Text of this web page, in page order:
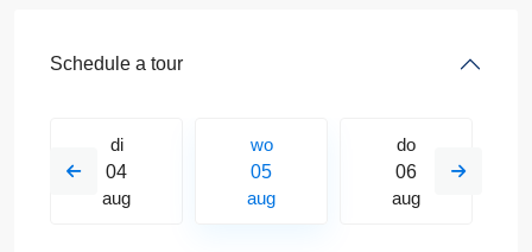
Schedule a tour
di
04
aug
wo
05
aug
do
06
aug